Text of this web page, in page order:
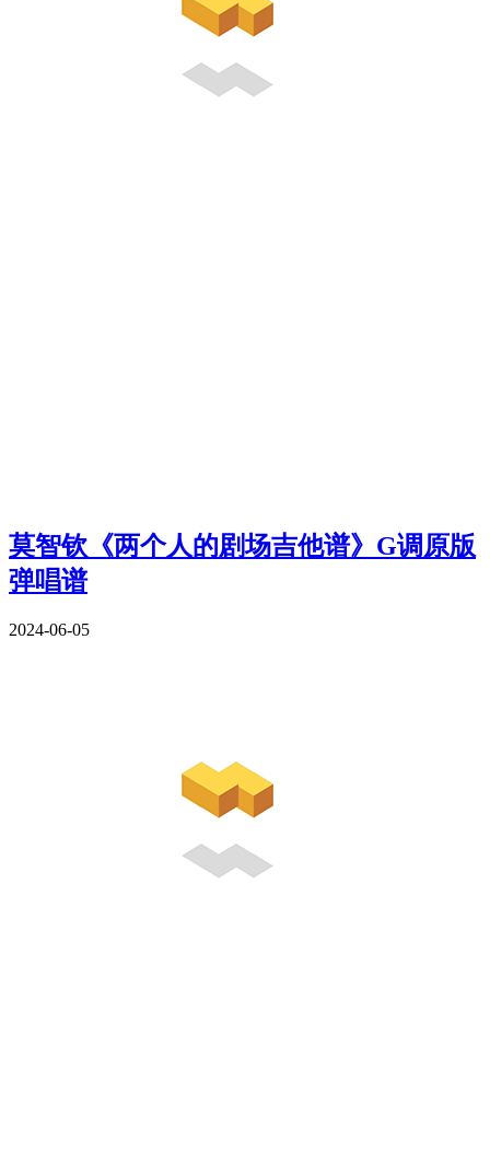
莫智钦《两个人的剧场吉他谱》G调原版
弹唱谱
2024-06-05